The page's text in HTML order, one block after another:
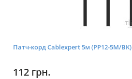
Патч-корд Cablexpert 5м (PP12-5M/BK)
112 грн.